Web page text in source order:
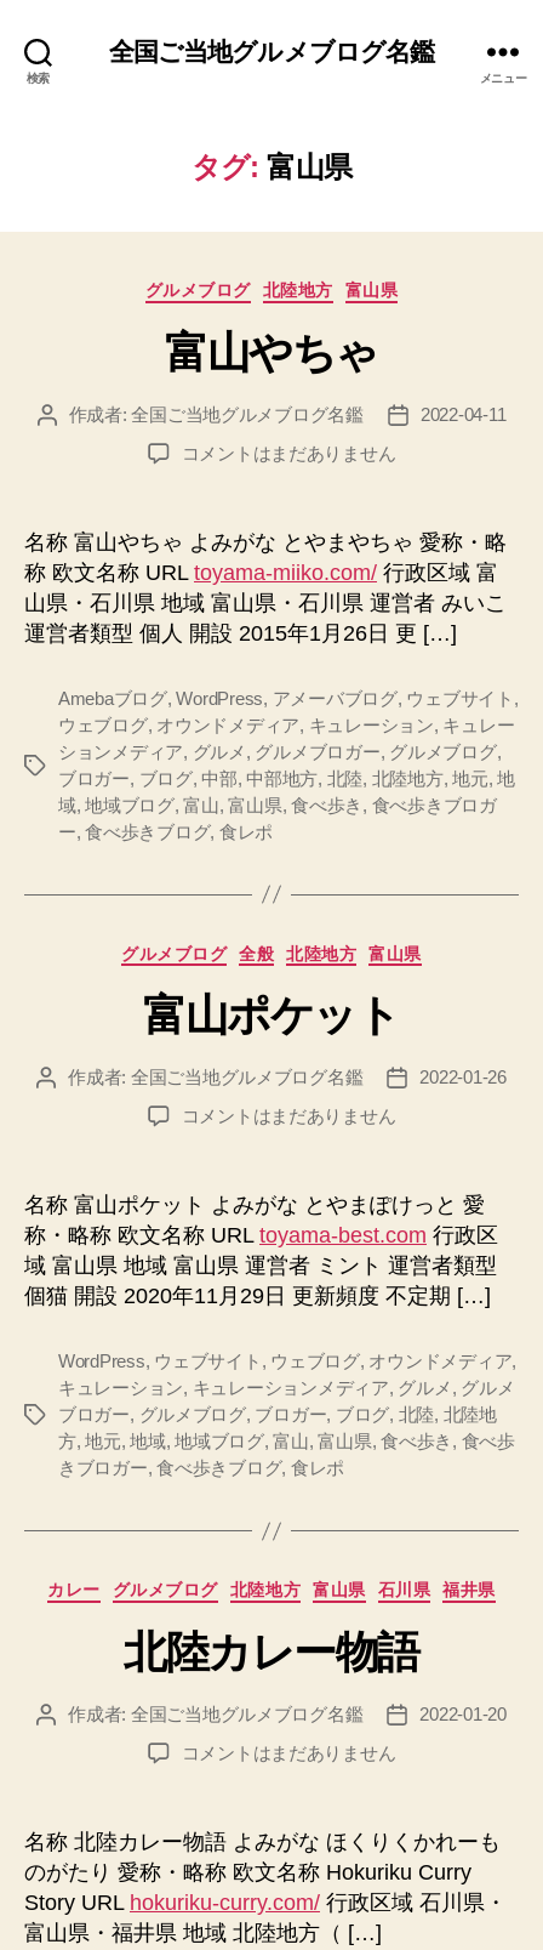
検索
全国ご当地グルメブログ名鑑
メニュー
タグ: 富山県
カ
ゴ
リ
グルメブログ 北陸地方 富山県
富山やちゃ
投 作成者:全国ご当地グルメブログ名鑑
投
2022-04-11
富
ゃ
へ
の
コメントはまだありません
名称 富山やちゃ よみがな とやまやちゃ 愛称・略
称 欧文名称 URL toyama-miiko.com/ 行政区域 富
山県・石川県 地域 富山県・石川県 運営者 みいこ
運営者類型 個人 開設 2015年1月26日 更 […]
タ
Amebaブログ,WordPress, アメーバブログ, ウェブサイト ,
ウェブログ, オウンドメディア, キュレーション, キュレー
ションメディア, グルメ , グルメブロガー, グルメブログ,
ブロガー, ブログ,中部,中部地方, 北陸, 北陸地方,地元,地
域,地域ブログ,富山,富山県,食べ歩き , 食べ歩きブロガ
ー,食べ歩きブログ, 食レポ
カ
ゴ
リ
グルメブログ 全般 北陸地方 富山県
富山ポケット
投 作成者: 全国ご当地グルメブログ名鑑
投
2022-01-26
富
ケ
ッ
ト
へ
の
コメントはまだありません
名称 富山ポケット よみがな とやまぽけっと 愛
称・略称 欧文名称 URL toyama-best.com 行政区
域 富山県 地域 富山県 運営者 ミント 運営者類型
個猫 開設 2020年11月29日 更新頻度 不定期 […]
タ
WordPress, ウェブサイト , ウェブログ, オウンドメディア,
キュレーション, キュレーションメディア, グルメ , グルメ
ブロガー, グルメブログ, ブロガー, ブログ, 北陸, 北陸地
方,地元,地域,地域ブログ,富山,富山県,食べ歩き , 食べ歩
きブロガー,食べ歩きブログ, 食レポ
カ
リ
カレー グルメブログ 北陸地方 富山県 石川県 福井県
北陸カレー物語
投 作成者: 全国ご当地グルメブログ名鑑
投
2022-01-20
北
レ
ー
物
語
へ
コメントはまだありません
名称 北陸カレー物語 よみがな ほくりくかれーも
のがたり 愛称・略称 欧文名称 Hokuriku Curry
Story URL hokuriku-curry.com/ 行政区域 石川県・
富山県・福井県 地域 北陸地方（ […]